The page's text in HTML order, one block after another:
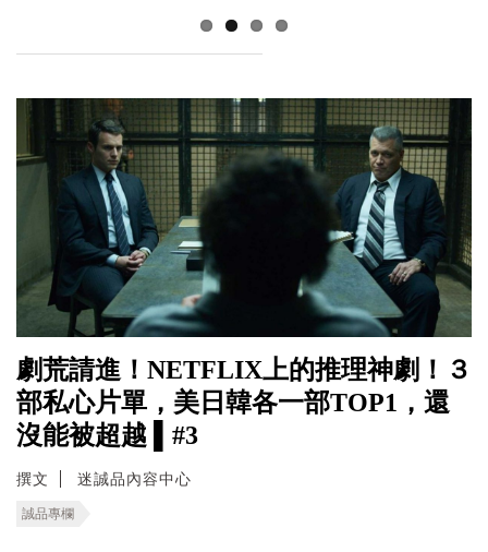
劇荒請進！NETFLIX上的推理神劇！３
部私心片單，美日韓各一部TOP1，還
沒能被超越 ▌#3
撰文 迷誠品內容中心
誠品專欄